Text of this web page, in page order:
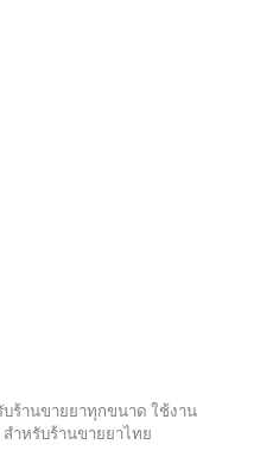
ร้านขายยาทุกขนาด ใช้งาน
ำหรับร้านขายยาไทย